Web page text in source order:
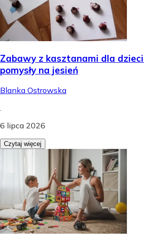
Zabawy z kasztanami dla
pomysły na jesień
Blanka Ostrowska
6 lipca 2026
Czytaj więcej